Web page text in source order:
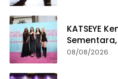
KATSEYE
08/08/2026